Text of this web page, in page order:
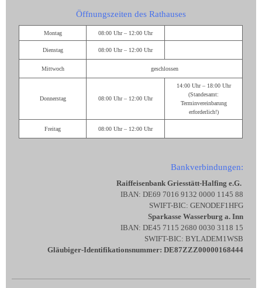
Öffnungszeiten des Rathauses
Montag 08:00 Uhr – 12:00 Uhr
Dienstag 08:00 Uhr – 12:00 Uhr
Mittwoch geschlossen
Donnerstag 08:00 Uhr – 12:00 Uhr
14:00 Uhr – 18:00 Uhr
(Standesamt:
Terminvereinbarung
erforderlich!)
Freitag 08:00 Uhr – 12:00 Uhr
Bankverbindungen:
Raiffeisenbank Griesstätt-Halfing e.G.
IBAN: DE69 7016 9132 0000 1145 88
SWIFT-BIC: GENODEF1HFG
Sparkasse Wasserburg a. Inn
IBAN: DE45 7115 2680 0030 3118 15
SWIFT-BIC: BYLADEM1WSB
Gläubiger-Identifikationsnummer: DE87ZZZ00000168444